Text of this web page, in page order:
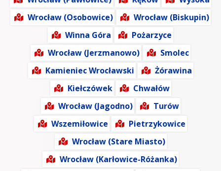
Wrocław (Osobowice)
Wrocław (Biskupin)
Winna Góra
Pożarzyce
Wrocław (Jerzmanowo)
Smolec
Kamieniec Wrocławski
Żórawina
Kiełczówek
Chwałów
Wrocław (Jagodno)
Turów
Wszemiłowice
Pietrzykowice
Wrocław (Stare Miasto)
Wrocław (Karłowice-Różanka)